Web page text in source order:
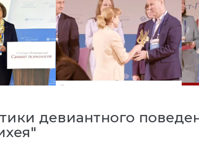
девиантного